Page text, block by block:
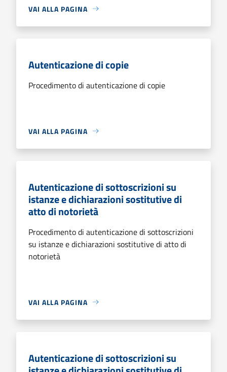
VAI ALLA PAGINA
Autenticazione di copie
Procedimento di autenticazione di copie
VAI ALLA PAGINA
Autenticazione di sottoscrizioni su
istanze e dichiarazioni sostitutive di
atto di notorietà
Procedimento di autenticazione di sottoscrizioni
su istanze e dichiarazioni sostitutive di atto di
notorietà
VAI ALLA PAGINA
Autenticazione di sottoscrizioni su